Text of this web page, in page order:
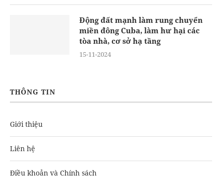
Động đất mạnh làm rung chuyển
miền đông Cuba, làm hư hại các
tòa nhà, cơ sở hạ tầng
15-11-2024
THÔNG TIN
Giới thiệu
Liên hệ
Điều khoản và Chính sách